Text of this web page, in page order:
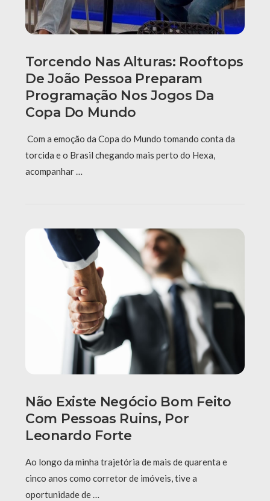
Torcendo Nas Alturas: Rooftops
De João Pessoa Preparam
Programação Nos Jogos Da
Copa Do Mundo
Com a emoção da Copa do Mundo tomando conta da
torcida e o Brasil chegando mais perto do Hexa,
acompanhar …
Não Existe Negócio Bom Feito
Com Pessoas Ruins, Por
Leonardo Forte
Ao longo da minha trajetória de mais de quarenta e
cinco anos como corretor de imóveis, tive a
oportunidade de …